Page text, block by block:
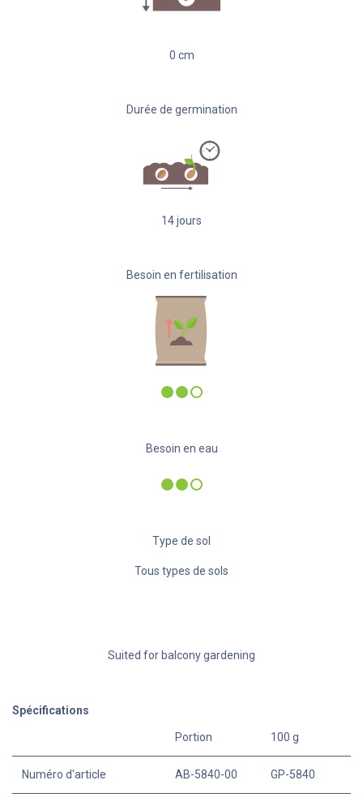
0 cm
Durée de germination
14jours
Besoin en fertilisation
Besoin en eau
Type de sol
Tous types de sols
Suited for balcony gardening
Spécifications
Portion 100 g
Numéro d'article AB-5840-00 GP-5840